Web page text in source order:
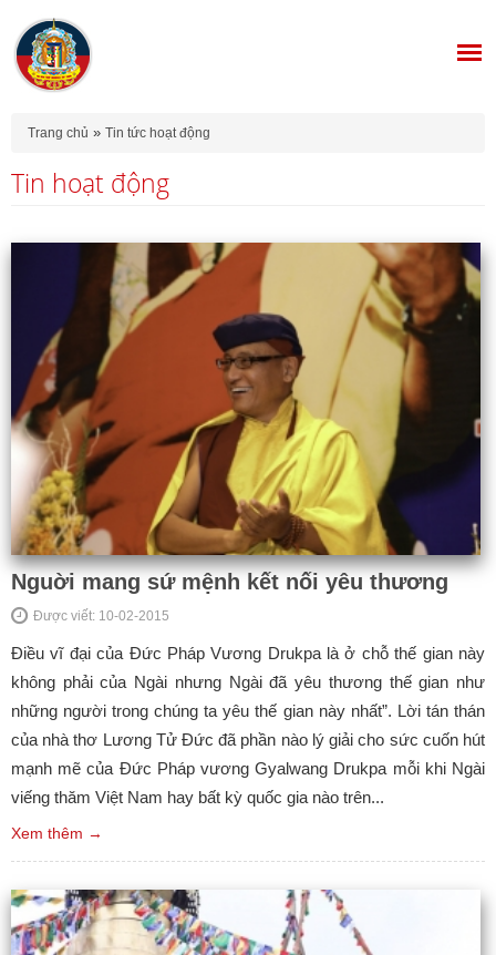
Bạn đang ở đây
Trang chủ » Tin tức hoạt động
Tin hoạt động
Nguời mang sứ mệnh kết nối yêu thương
Được viết: 10-02-2015
Điều vĩ đại của Đức Pháp Vương Drukpa là ở chỗ thế gian này
không phải của Ngài nhưng Ngài đã yêu thương thế gian như
những người trong chúng ta yêu thế gian này nhất”. Lời tán thán
của nhà thơ Lương Tử Đức đã phần nào lý giải cho sức cuốn hút
mạnh mẽ của Đức Pháp vương Gyalwang Drukpa mỗi khi Ngài
viếng thăm Việt Nam hay bất kỳ quốc gia nào trên...
Xem thêm →